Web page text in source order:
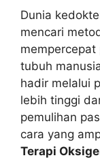
Dunia
mencari
mempercepat
tubuh
hadir melalui
lebih tinggi
pemulihan
cara yang
Terapi